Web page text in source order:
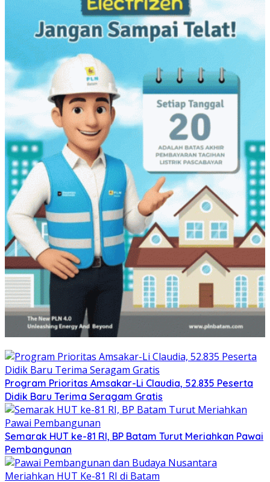
Program Prioritas Amsakar-Li Claudia, 52.835 Peserta
Didik Baru Terima Seragam Gratis
Semarak HUT ke-81 RI, BP Batam Turut Meriahkan Pawai
Pembangunan